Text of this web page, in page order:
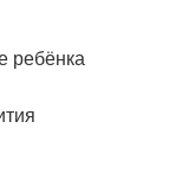
ребёнка